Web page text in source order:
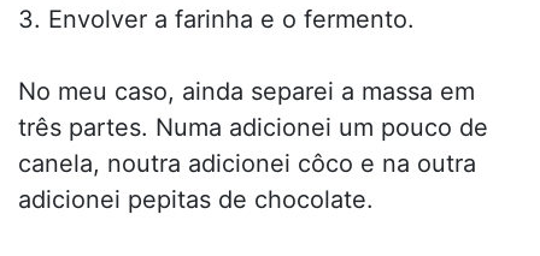
3. Envolver a farinha e o fermento.
No meu caso, ainda separei a massa em
três partes. Numa adicionei um pouco de
canela, noutra adicionei côco e na outra
adicionei pepitas de chocolate.